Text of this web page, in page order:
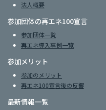
法人概要
参加団体の再エネ100宣言
参加団体一覧
再エネ導入事例一覧
参加メリット
参加のメリット
再エネ100宣言後の反響
最新情報一覧